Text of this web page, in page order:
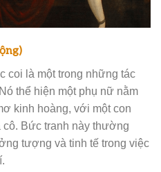
coi là một trong những tác
thể hiện một phụ nữ nằm
kinh hoàng, với một con
Bức tranh này thường
tượng và tinh tế trong việc